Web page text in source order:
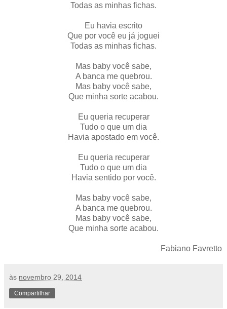
Todas as minhas fichas.
Eu havia escrito
Que por você eu já joguei
Todas as minhas fichas.
Mas baby você sabe,
A banca me quebrou.
Mas baby você sabe,
Que minha sorte acabou.
Eu queria recuperar
Tudo o que um dia
Havia apostado em você.
Eu queria recuperar
Tudo o que um dia
Havia sentido por você.
Mas baby você sabe,
A banca me quebrou.
Mas baby você sabe,
Que minha sorte acabou.
Fabiano Favretto
às novembro 29, 2014
Compartilhar